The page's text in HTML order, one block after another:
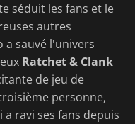
séduit les fans et le
autres
a sauvé l'univers
Ratchet & Clank
de jeu de
personne,
ravi ses fans depuis